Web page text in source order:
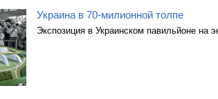
Украина в 70-милионной толпе
Экспозиция в Украинском павильйоне на